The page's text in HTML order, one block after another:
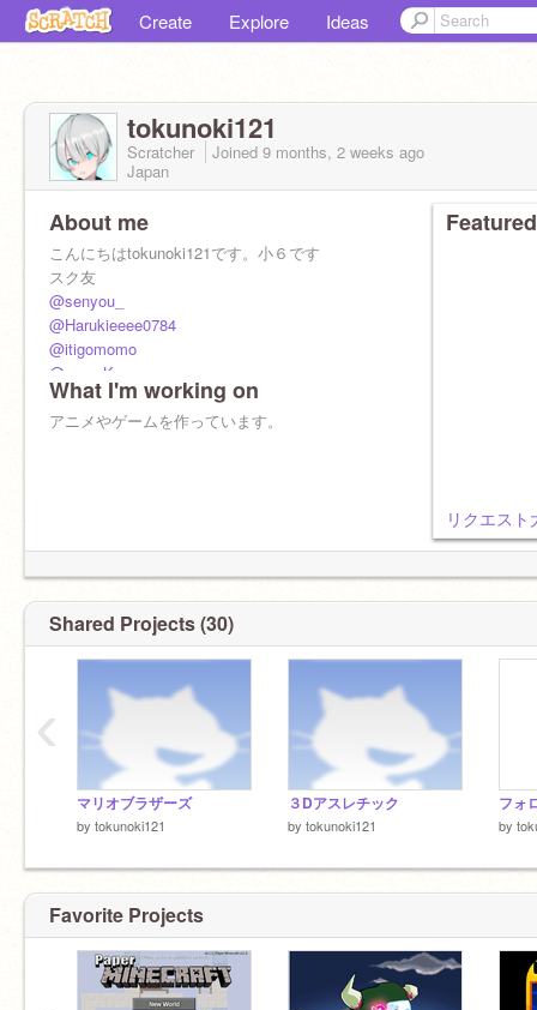
Create Explore Ideas
tokunoki121
Scratcher Joined 9 months, 2 weeks ago
Japan
About me
こんにちはtokunoki121です。小６です
スク友
@senyou_
@Harukieeee0784
@itigomomo
@manaKey
@knhrho5
リア友
What I'm working on
アニメやゲームを作っています。
リクエスト
Shared Projects (30)
マリオブラザーズ
by tokunoki121
３Dアスレチック
by tokunoki121 by
‹
Favorite Projects